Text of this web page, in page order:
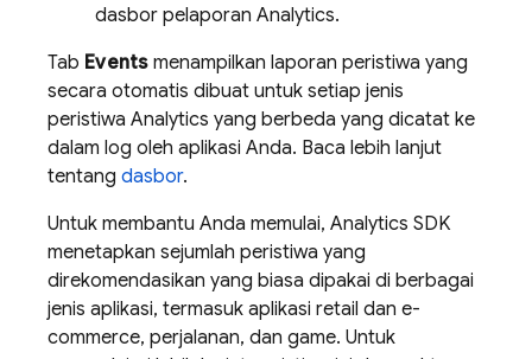
dasbor pelaporan Analytics.
Tab Eventsmenampilkan laporan peristiwa yang
secara otomatis dibuat untuk setiap jenis
peristiwa Analytics yang berbeda yang dicatat ke
dalam log oleh aplikasi Anda. Baca lebih lanjut
tentang dasbor.
Untuk membantu Anda memulai, Analytics SDK
menetapkan sejumlah peristiwa yang
direkomendasikan yang biasa dipakai di berbagai
jenis aplikasi, termasuk aplikasi retail dan e-
commerce, perjalanan, dan game. Untuk